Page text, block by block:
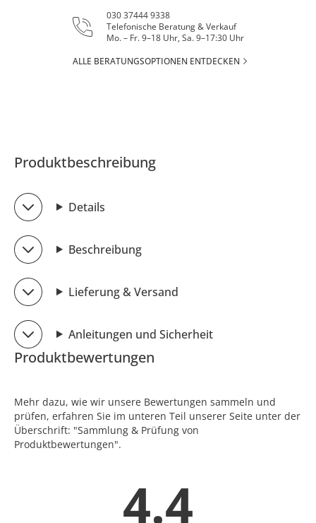
030 37444 9338
Telefonische Beratung & Verkauf
Mo. – Fr. 9–18 Uhr, Sa. 9–17:30 Uhr
ALLE BERATUNGSOPTIONEN ENTDECKEN
Produktbeschreibung
Details
Beschreibung
Lieferung & Versand
Anleitungen und Sicherheit
Produktbewertungen
Mehr dazu, wie wir unsere Bewertungen sammeln und
prüfen, erfahren Sie im unteren Teil unserer Seite unter der
Überschrift: "Sammlung & Prüfung von
Produktbewertungen".
4.4